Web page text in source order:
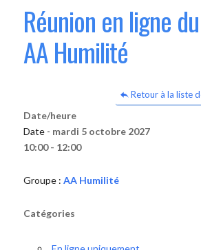
Réunion en ligne
AA Humilité
Retour à la liste
Date/heure
Date - mardi 5 octobre 2027
10:00 - 12:00
Groupe : AA Humilité
Catégories